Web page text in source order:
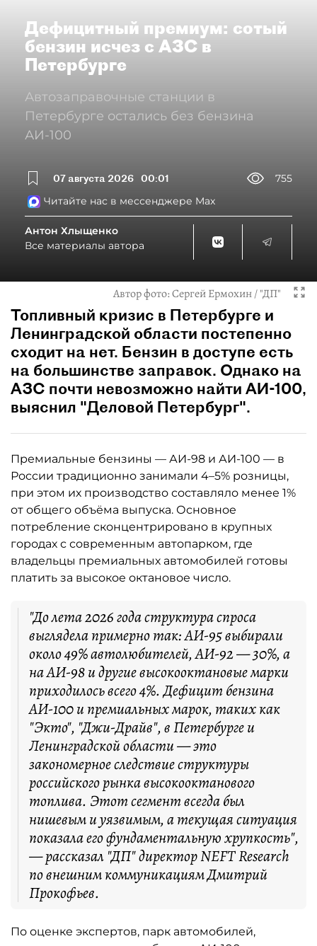
Дефицитный премиум: сотый
бензин исчез с АЗС в
Петербурге
Автозаправочные станции в
Петербурге остались без бензина
АИ-100
07 августа 2026 00:01
755
Читайте нас в мессенджере Max
Антон Хлыщенко
Все материалы автора
Автор фото:Сергей Ермохин / "ДП"
Топливный кризис в Петербурге и
Ленинградской области постепенно
сходит на нет. Бензин в доступе есть
на большинстве заправок. Однако на
АЗС почти невозможно найти АИ-100,
выяснил "Деловой Петербург".
Премиальные бензины — АИ-98 и АИ-100 — в
России традиционно занимали 4–5% розницы,
при этом их производство составляло менее 1%
от общего объёма выпуска. Основное
потребление сконцентрировано в крупных
городах с современным автопарком, где
владельцы премиальных автомобилей готовы
платить за высокое октановое число.
"До лета 2026 года структура спроса
выглядела примерно так: АИ-95 выбирали
около 49% автолюбителей, АИ-92 — 30%, а
на АИ-98 и другие высокооктановые марки
приходилось всего 4%. Дефицит бензина
АИ-100 и премиальных марок, таких как
"Экто", "Джи-Драйв", в Петербурге и
Ленинградской области — это
закономерное следствие структуры
российского рынка высокооктанового
топлива. Этот сегмент всегда был
нишевым и уязвимым, а текущая ситуация
показала его фундаментальную хрупкость",
— рассказал "ДП" директор NEFT Research
по внешним коммуникациям Дмитрий
Прокофьев.
По оценке экспертов, парк автомобилей,